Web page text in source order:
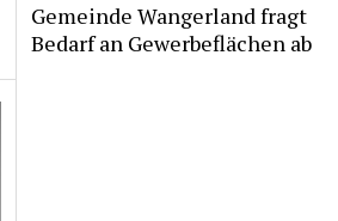
Gemeinde Wangerland fragt
Bedarf an Gewerbeflächen ab